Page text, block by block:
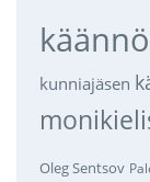
kunniajäsen
Oleg Sentsov